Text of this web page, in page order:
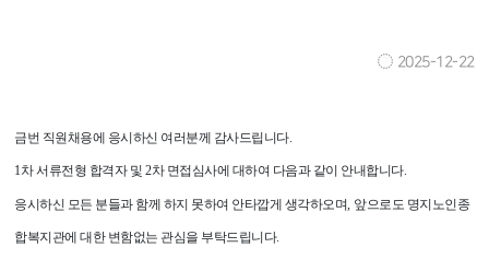
2025-12-22
금번 직원채용에 응시하신 여러분께 감사드립니다.
1차 서류전형 합격자 및 2차 면접심사에 대하여 다음과 같이 안내합니다.
응시하신 모든 분들과 함께 하지 못하여 안타깝게 생각하오며, 앞으로도 명지노인종
합복지관에 대한 변함없는 관심을 부탁드립니다.